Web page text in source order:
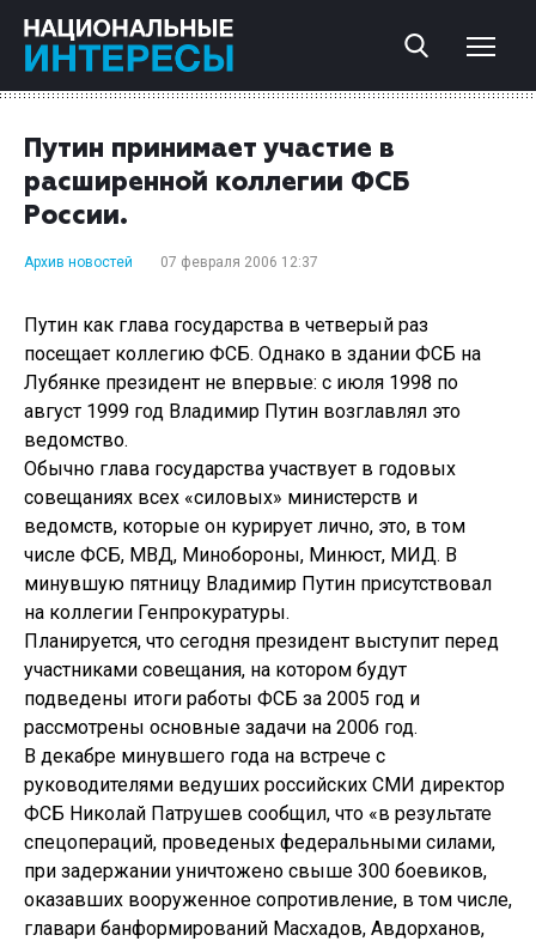
Путин принимает участие в
расширенной коллегии ФСБ
России.
Архив новостей 07 февраля 2006 12:37
Путин как глава государства в четверый раз
посещает коллегию ФСБ. Однако в здании ФСБ на
Лубянке президент не впервые: с июля 1998 по
август 1999 год Владимир Путин возглавлял это
ведомство.
Обычно глава государства участвует в годовых
совещаниях всех «силовых» министерств и
ведомств, которые он курирует лично, это, в том
числе ФСБ, МВД, Минобороны, Минюст, МИД. В
минувшую пятницу Владимир Путин присутствовал
на коллегии Генпрокуратуры.
Планируется, что сегодня президент выступит перед
участниками совещания, на котором будут
подведены итоги работы ФСБ за 2005 год и
рассмотрены основные задачи на 2006 год.
В декабре минувшего года на встрече с
руководителями ведуших российских СМИ директор
ФСБ Николай Патрушев сообщил, что «в результате
спецопераций, проведеных федеральными силами,
при задержании уничтожено свыше 300 боевиков,
оказавших вооруженное сопротивление, в том числе,
главари банформирований Масхадов, Авдорханов,